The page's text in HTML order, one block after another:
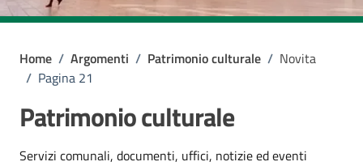
Home / Argomenti / Patrimonio culturale / Novita
/ Pagina 21
Patrimonio culturale
Servizi comunali, documenti, uffici, notizie ed eventi